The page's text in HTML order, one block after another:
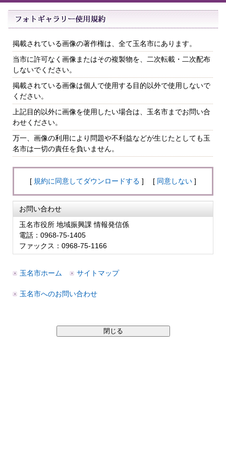
掲載されている画像の著作権は、全て玉名市にあります。
当市に許可なく画像またはその複製物を、二次転載・二次配布
しないでください。
掲載されている画像は個人で使用する目的以外で使用しないで
ください。
上記目的以外に画像を使用したい場合は、玉名市までお問い合
わせください。
万一、画像の利用により問題や不利益などが生じたとしても玉
名市は一切の責任を負いません。
[ 規約に同意してダウンロードする ] [ 同意しない ]
お問い合わせ
玉名市役所 地域振興課 情報発信係
電話：0968-75-1405
ファックス：0968-75-1166
玉名市ホーム サイトマップ
玉名市へのお問い合わせ